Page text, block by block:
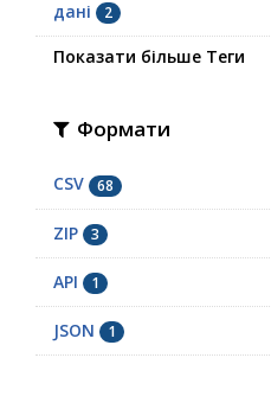
дані 2
Показати більше Теги
Формати
CSV 68
ZIP 3
API 1
JSON 1